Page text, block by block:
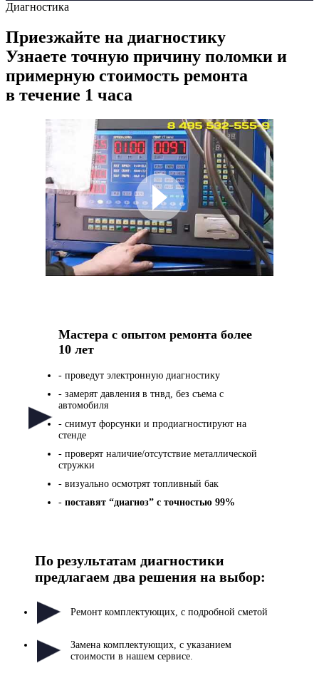
Диагностика
Приезжайте на диагностику
Узнаете точную причину поломки и
примерную стоимость ремонта
в течение 1 часа
Мастера с опытом ремонта более
10 лет
- проведут электронную диагностику
- замерят давления в тнвд, без съема с
автомобиля
- снимут форсунки и продиагностируют на
стенде
- проверят наличие/отсутствие металлической
стружки
- визуально осмотрят топливный бак
- поставят “диагноз” с точностью 99%
По результатам диагностики
предлагаем два решения на выбор:
Ремонт комплектующих, с подробной сметой
Замена комплектующих, с указанием
стоимости в нашем сервисе.